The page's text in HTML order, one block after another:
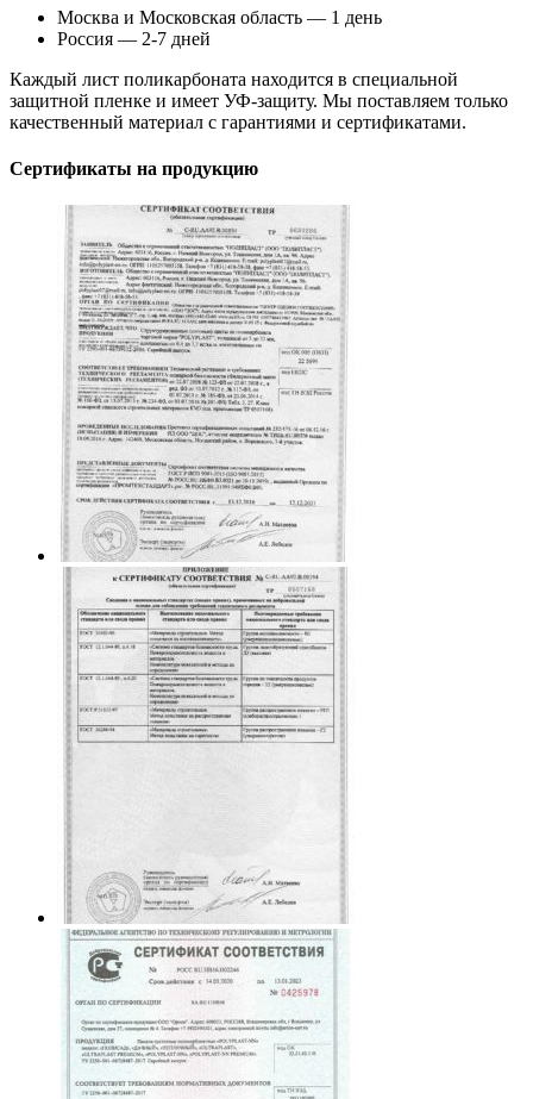
Москва и Московская область — 1 день
Россия — 2-7 дней
Каждый лист поликарбоната находится в специальной
защитной пленке и имеет УФ-защиту. Мы поставляем только
качественный материал с гарантиями и сертификатами.
Сертификаты на продукцию